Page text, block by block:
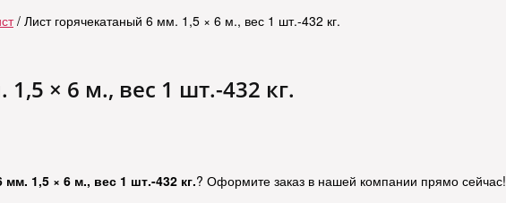
/ Лист горячекатаный 6 мм. 1,5 × 6 м., вес 1 шт.-432 кг.
× 6 м., вес 1 шт.-432 кг.
1,5 × 6 м., вес 1 шт.-432 кг.? Оформите заказ в нашей компании прямо сейчас!